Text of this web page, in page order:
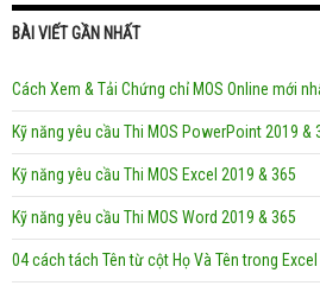
BÀI VIẾT GẦN NHẤT
Cách Xem & Tải Chứng chỉ MOS Online mới
Kỹ năng yêu cầu Thi MOS PowerPoint 2019 &
Kỹ năng yêu cầu Thi MOS Excel 2019 & 365
Kỹ năng yêu cầu Thi MOS Word 2019 & 365
04 cách tách Tên từ cột Họ Và Tên trong Excel